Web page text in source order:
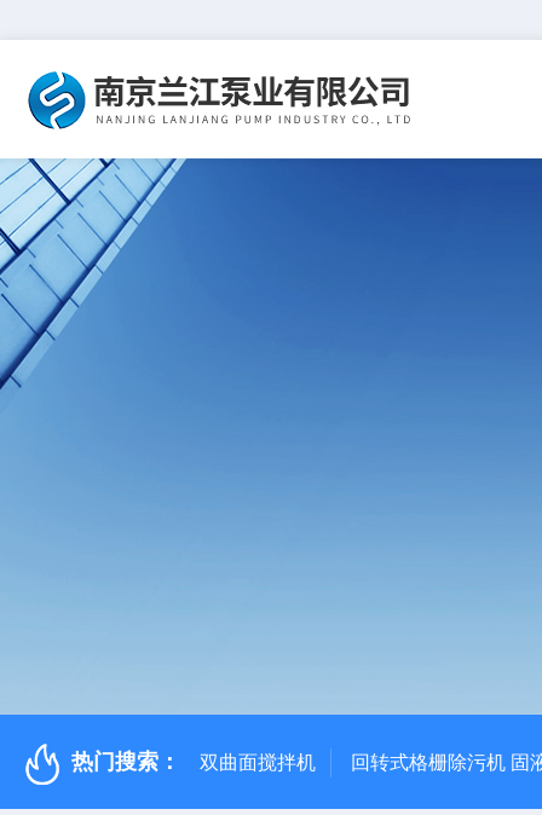
热门搜索： 双曲面搅拌机 回转式格栅除污机 固